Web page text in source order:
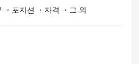
・포지션 ・자격 ・그 외